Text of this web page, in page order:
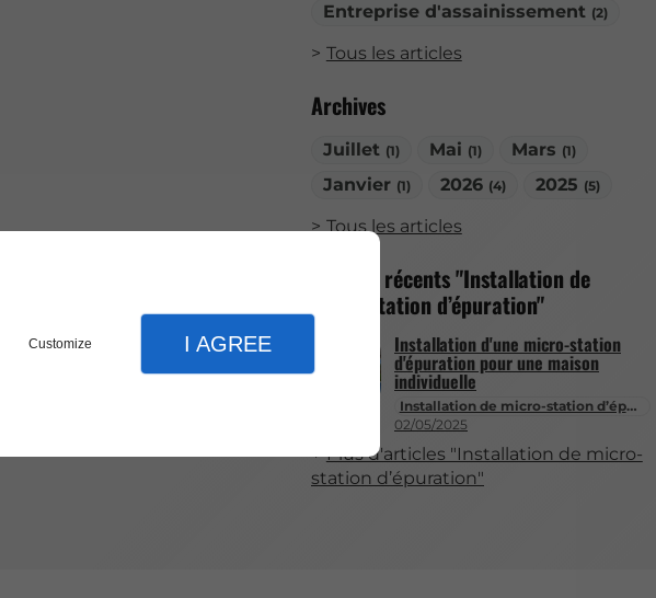
Customize I AGREE
Entreprise d'assainissement (2)
Tous les articles
Archives
Juillet (1) Mai (1) Mars (1)
Janvier (1) 2026 (4) 2025 (5)
Tous les articles
Articles récents "Installation de
micro-station d’épuration"
Installation de micro-station d’épuration
02/05/2025
Installation d'une micro-station
d'épuration pour une maison
individuelle
Plus d'articles "Installation de micro-
station d’épuration"